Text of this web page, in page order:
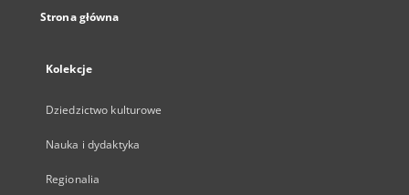
Strona główna
Kolekcje
Dziedzictwo kulturowe
Nauka i dydaktyka
Regionalia